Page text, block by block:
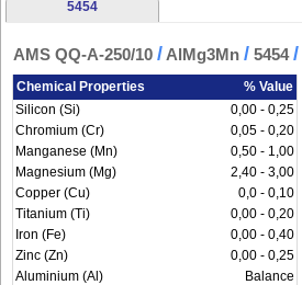
5454
AMS QQ-A-250/10 / AlMg3Mn / 5454/
Chemical Properties
% Value
Silicon (Si)
0,00 - 0,25
Chromium (Cr)
0,05 - 0,20
Manganese (Mn)
0,50 - 1,00
Magnesium (Mg)
2,40 - 3,00
Copper (Cu)
0,0 - 0,10
Titanium (Ti)
0,00 - 0,20
Iron (Fe)
0,00 - 0,40
Zinc (Zn)
0,00 - 0,25
Aluminium (Al)
Balance